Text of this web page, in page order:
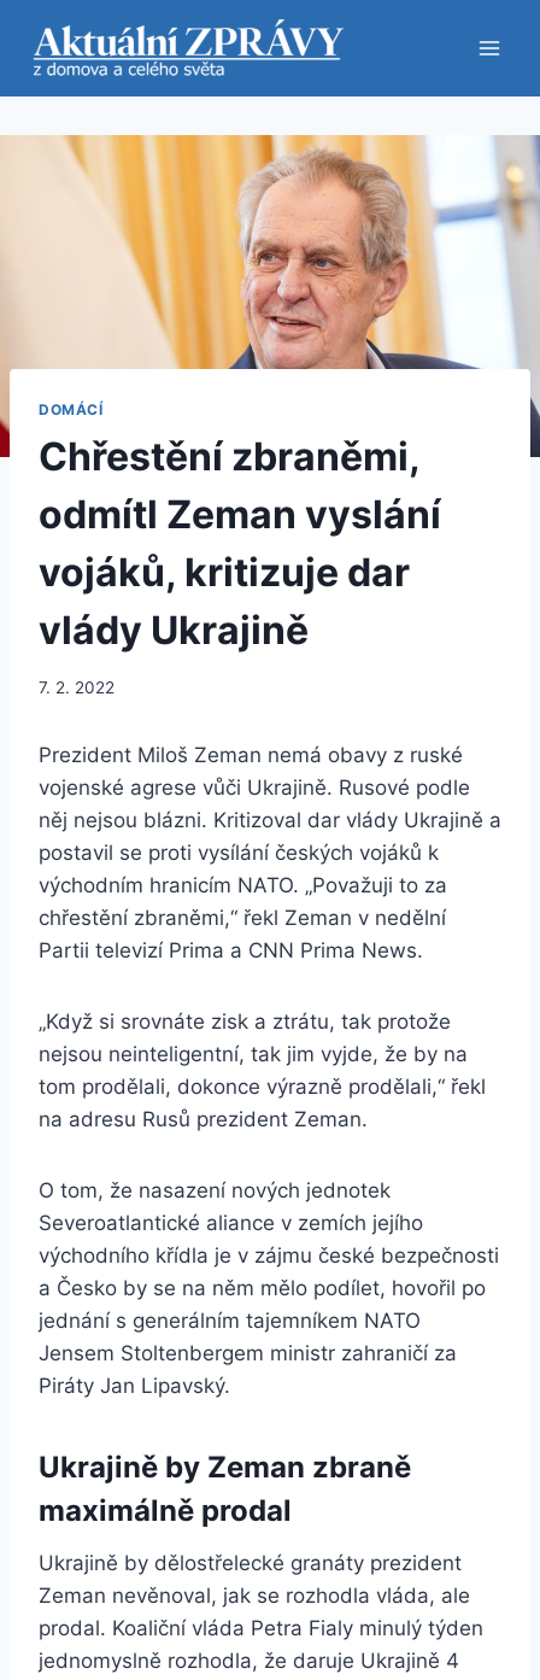
obsah
DOMÁCÍ
Chřestění zbraněmi,
odmítl Zeman vyslání
vojáků, kritizuje dar
vlády Ukrajině
7. 2. 2022
Prezident Miloš Zeman nemá obavy z ruské
vojenské agrese vůči Ukrajině. Rusové podle
něj nejsou blázni. Kritizoval dar vlády Ukrajině a
postavil se proti vysílání českých vojáků k
východním hranicím NATO. „Považuji to za
chřestění zbraněmi,“ řekl Zeman v nedělní
Partii televizí Prima a CNN Prima News.
„Když si srovnáte zisk a ztrátu, tak protože
nejsou neinteligentní, tak jim vyjde, že by na
tom prodělali, dokonce výrazně prodělali,“ řekl
na adresu Rusů prezident Zeman.
O tom, že nasazení nových jednotek
Severoatlantické aliance v zemích jejího
východního křídla je v zájmu české bezpečnosti
a Česko by se na něm mělo podílet, hovořil po
jednání s generálním tajemníkem NATO
Jensem Stoltenbergem ministr zahraničí za
Piráty Jan Lipavský.
Ukrajině by Zeman zbraně
maximálně prodal
Ukrajině by dělostřelecké granáty prezident
Zeman nevěnoval, jak se rozhodla vláda, ale
prodal. Koaliční vláda Petra Fialy minulý týden
jednomyslně rozhodla, že daruje Ukrajině 4